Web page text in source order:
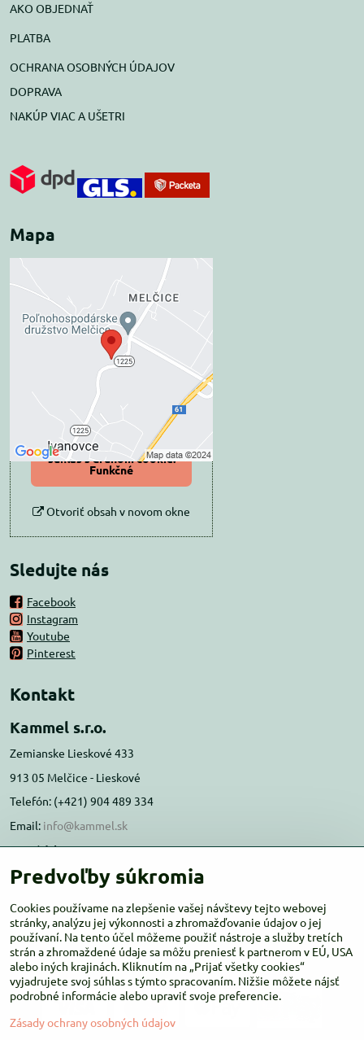
AKO OBJEDNAŤ
PLATBA
OCHRANA OSOBNÝCH ÚDAJOV
DOPRAVA
NAKÚP VIAC A UŠETRI
Mapa
Externý obsah je
blokovaný Voľbami
súkromia
Prajete si načítať externý obsah?
Povoliť tentokrát
Povoliť a zapamätať -
súhlas s druhom cookie:
Funkčné
Otvoriť obsah v novom okne
Sledujte nás
Facebook
Instagram
Youtube
Pinterest
Kontakt
Kammel s.r.o.
Zemianske Lieskové 433
913 05 Melčice - Lieskové
Telefón: (+421) 904 489 334
Email: info@kammel.sk
Prevádzka:
Administratívna budova PD Melčice
Otváracie hodiny:PO-ŠT 8:00 - 16:00
PIA-NE Zatvorené
Predvoľby súkromia
Cookies používame na zlepšenie vašej návštevy tejto webovej
stránky, analýzu jej výkonnosti a zhromažďovanie údajov o jej
používaní. Na tento účel môžeme použiť nástroje a služby tretích
strán a zhromaždené údaje sa môžu preniesť k partnerom v EÚ, USA
alebo iných krajinách. Kliknutím na „Prijať všetky cookies“
vyjadrujete svoj súhlas s týmto spracovaním. Nižšie môžete nájsť
podrobné informácie alebo upraviť svoje preferencie.
Zásady ochrany osobných údajov